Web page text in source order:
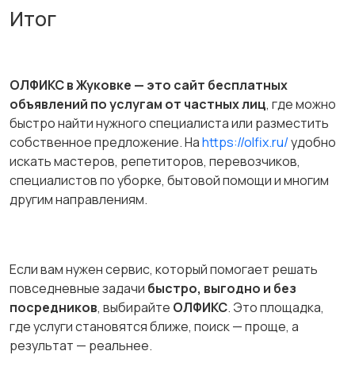
Итог
ОЛФИКС в Жуковке — это сайт бесплатных
объявлений по услугам от частных лиц, где можно
быстро найти нужного специалиста или разместить
собственное предложение. Наhttps://olfix.ru/удобно
искать мастеров, репетиторов, перевозчиков,
специалистов по уборке, бытовой помощи и многим
другим направлениям.
Если вам нужен сервис, который помогает решать
повседневные задачи быстро, выгодно и без
посредников, выбирайте ОЛФИКС. Это площадка,
где услуги становятся ближе, поиск — проще, а
результат — реальнее.